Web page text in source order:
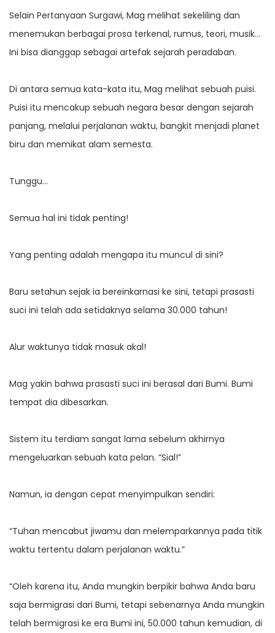
Selain Pertanyaan Surgawi, Mag melihat sekeliling dan
menemukan berbagai prosa terkenal, rumus, teori, musik…
Ini bisa dianggap sebagai artefak sejarah peradaban.
Di antara semua kata-kata itu, Mag melihat sebuah puisi.
Puisi itu mencakup sebuah negara besar dengan sejarah
panjang, melalui perjalanan waktu, bangkit menjadi planet
biru dan memikat alam semesta.
Tunggu…
Semua hal ini tidak penting!
Yang penting adalah mengapa itu muncul di sini?
Baru setahun sejak ia bereinkarnasi ke sini, tetapi prasasti
suci ini telah ada setidaknya selama 30.000 tahun!
Alur waktunya tidak masuk akal!
Mag yakin bahwa prasasti suci ini berasal dari Bumi. Bumi
tempat dia dibesarkan.
Sistem itu terdiam sangat lama sebelum akhirnya
mengeluarkan sebuah kata pelan. “Sial!”
Namun, ia dengan cepat menyimpulkan sendiri:
“Tuhan mencabut jiwamu dan melemparkannya pada titik
waktu tertentu dalam perjalanan waktu.”
“Oleh karena itu, Anda mungkin berpikir bahwa Anda baru
saja bermigrasi dari Bumi, tetapi sebenarnya Anda mungkin
telah bermigrasi ke era Bumi ini, 50.000 tahun kemudian, di